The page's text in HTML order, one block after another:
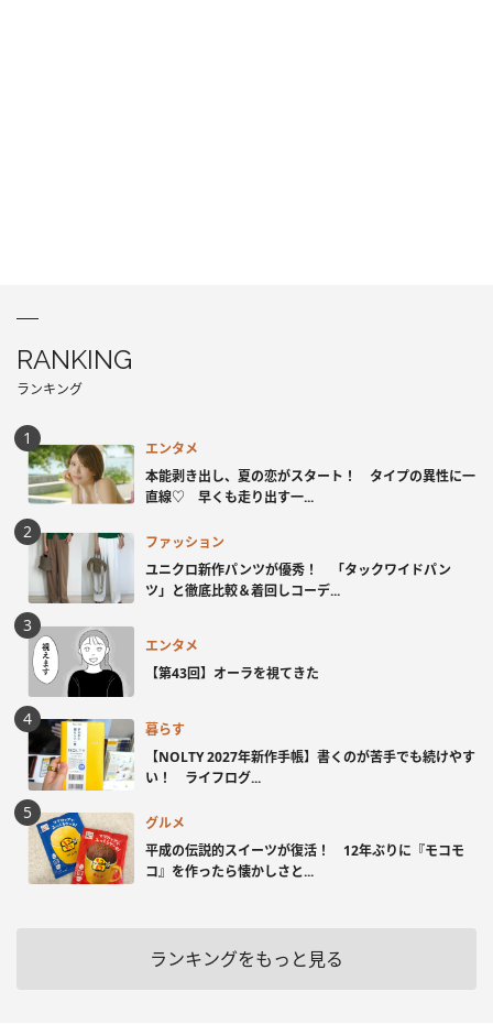
RANKING
ランキング
エンタメ
本能剥き出し、夏の恋がスタート！ タイプの異性に一
直線♡ 早くも走り出す一...
ファッション
ユニクロ新作パンツが優秀！ 「タックワイドパン
ツ」と徹底比較＆着回しコーデ...
エンタメ
【第43回】オーラを視てきた
暮らす
【NOLTY 2027年新作手帳】書くのが苦手でも続けやす
い！ ライフログ...
グルメ
平成の伝説的スイーツが復活！ 12年ぶりに『モコモ
コ』を作ったら懐かしさと...
ランキングをもっと見る